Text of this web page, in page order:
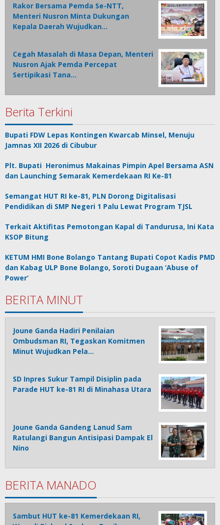
Rakor Bersama Pemda Se-NTT,
Menteri Nusron Minta Dukungan
Kepala Daerah Wujudkan…
Cegah Masalah di Masa Depan, Menteri
Nusron Ajak Pemda Percepat
Sertipikasi Tana…
Berita Terkini
Bupati FDW Lepas Kontingen Kwarcab Minsel, Menuju
Jamnas XII 2026 di Cibubur
Plt. Bupati Heronimus Makainas Pimpin Apel Bersama ASN
dan Launching Semarak Kemerdekaan RI Ke-81
Semangat HUT RI ke-81, PLN Dorong Digitalisasi
Pendidikan di SMP Negeri 1 Palu Lewat Program TJSL
Terkait Aktifitas Pemotongan Kapal di Tandurusa, Ini Kata
KSOP Bitung
KETUM HMI Bone Bolango Tantang Bupati Copot Kadis PMD
dan Kabag ULP Bone Bolango, Soroti Dugaan ‘Abuse of
Power’
BERITA MINUT
Joune Ganda Hadiri Penilaian
Ombudsman RI, Tegaskan Komitmen
Minut Wujudkan Pela…
SD Inpres Sukur Tampil Disiplin pada
Parade HUT ke-81 RI di Minahasa Utara
Joune Ganda Gandeng Lanud Sam
Ratulangi Bangun Antisipasi Dampak El
Nino
BERITA MANADO
Sambut HUT ke-81 Kemerdekaan RI,